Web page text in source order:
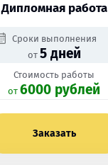
Дипломная работа
Сроки выполнения
от 5 дней
Стоимость работы
oт 6000 рублей
Заказать